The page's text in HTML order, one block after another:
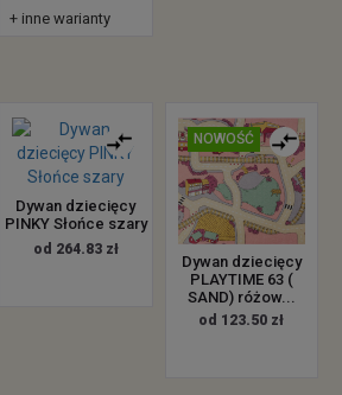
+ inne warianty
Dywan dziecięcy
PINKY Słońce szary
od 264.83 zł
NOWOŚĆ
Dywan dziecięcy
PLAYTIME 63 (
SAND) różow...
od 123.50 zł